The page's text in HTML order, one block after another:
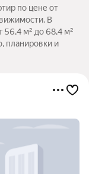
по цене от
В
56,4 м² до 68,4 м²
планировки и